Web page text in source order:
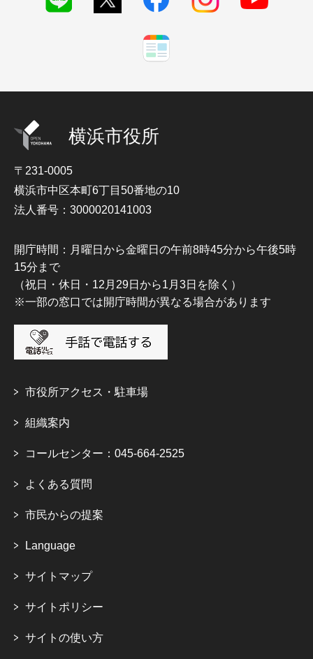
横浜市役所
〒231-0005
横浜市中区本町6丁目50番地の10
法人番号：3000020141003
開庁時間：月曜日から金曜日の午前8時45分から午後5時
15分まで
（祝日・休日・12月29日から1月3日を除く）
※一部の窓口では開庁時間が異なる場合があります
市役所アクセス・駐車場
組織案内
コールセンター：045-664-2525
よくある質問
市民からの提案
Language
サイトマップ
サイトポリシー
サイトの使い方